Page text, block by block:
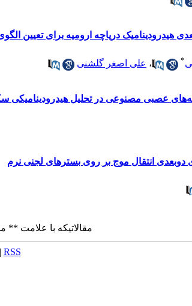
هیدرودینامیک دریاچه ارومیه برای تعیین
* ، علی اصغر گلشنی
عصبی مصنوعی در تحلیل هیدرودینامیکی
انتقال موج بر روی بسترهای لجنی نرم
مقالاتيکه با علامت
RSS